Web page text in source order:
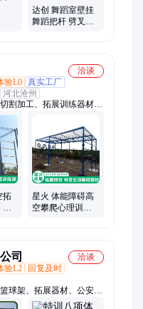
达创 舞蹈室壁挂
舞蹈把杆 劈叉托
洽谈
验L0 真实工厂
河北沧州
割加工、拓展训练器材、
金加工
拓
星火 体能障碍高
空攀爬心理训练
司
洽谈
验L2
回复及时
球架、拓展器材、公安特
心理体能极限训练器材、